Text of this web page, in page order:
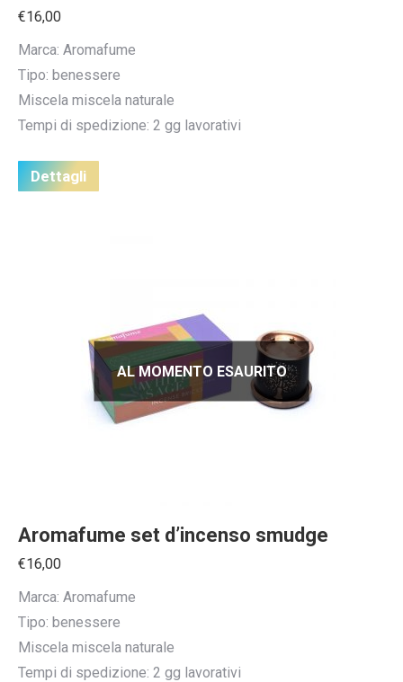
€16,00
Marca: Aromafume
Tipo: benessere
Miscela miscela naturale
Tempi di spedizione: 2 gg lavorativi
Dettagli
AL MOMENTO ESAURITO
Aromafume set d’incenso smudge
€16,00
Marca: Aromafume
Tipo: benessere
Miscela miscela naturale
Tempi di spedizione: 2 gg lavorativi